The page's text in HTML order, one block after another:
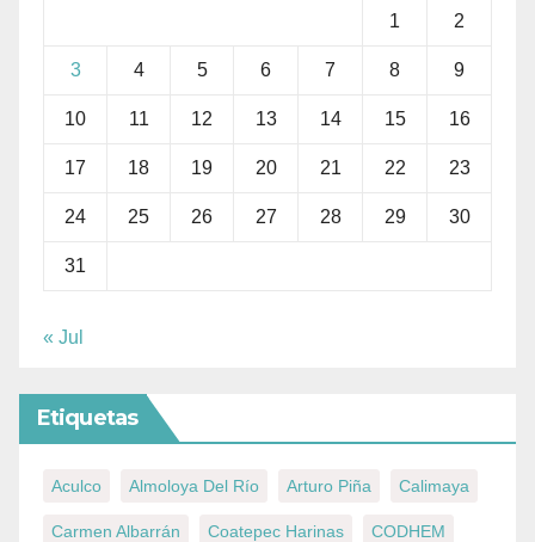
1 2
3 4 5 6 7 8 9
10 11 12 13 14 15 16
17 18 19 20 21 22 23
24 25 26 27 28 29 30
31
« Jul
Etiquetas
Aculco Almoloya Del Río Arturo Piña Calimaya
Carmen Albarrán Coatepec Harinas CODHEM